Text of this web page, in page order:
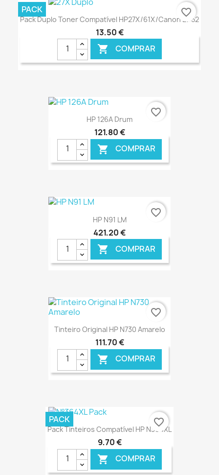
Pack Duplo Toner Compatível HP27X/61X/Canon EP52
13,50 €
 COMPRAR
PACK favorite_border
HP 126A Drum
121,80 €
 COMPRAR
€ ONLINE
favorite_border
HP N91 LM
421,20 €
 COMPRAR
€ ONLINE
favorite_border
Tinteiro Original HP N730 Amarelo
111,70 €
 COMPRAR
favorite_border
Pack Tinteiros Compatível HP N364XL
9,70 €
 COMPRAR
PACK favorite_border